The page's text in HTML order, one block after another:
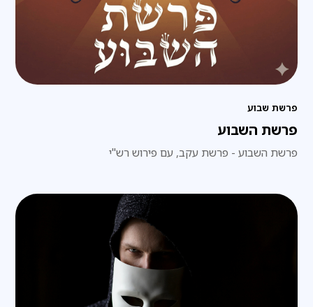
פרשת שבוע
פרשת השבוע
פרשת השבוע - פרשת עקב, עם פירוש רש"י